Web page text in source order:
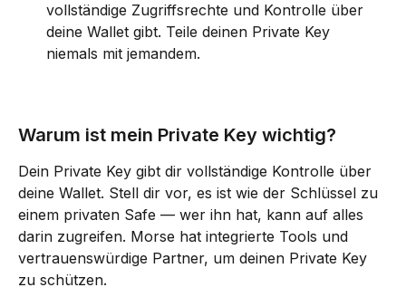
vollständige Zugriffsrechte und Kontrolle über
deine Wallet gibt. Teile deinen Private Key
niemals mit jemandem.
Warum ist mein Private Key wichtig?
Dein Private Key gibt dir vollständige Kontrolle über
deine Wallet. Stell dir vor, es ist wie der Schlüssel zu
einem privaten Safe — wer ihn hat, kann auf alles
darin zugreifen. Morse hat integrierte Tools und
vertrauenswürdige Partner, um deinen Private Key
zu schützen.